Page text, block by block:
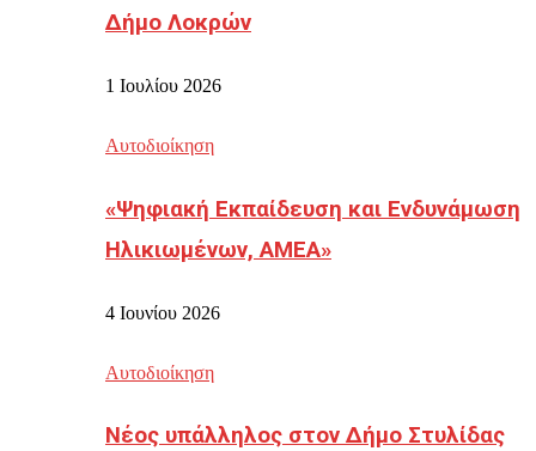
Δήμο Λοκρών
1 Ιουλίου 2026
Αυτοδιοίκηση
«Ψηφιακή Εκπαίδευση και Ενδυνάμωση
Ηλικιωμένων, ΑΜΕΑ»
4 Ιουνίου 2026
Αυτοδιοίκηση
Νέος υπάλληλος στον Δήμο Στυλίδας